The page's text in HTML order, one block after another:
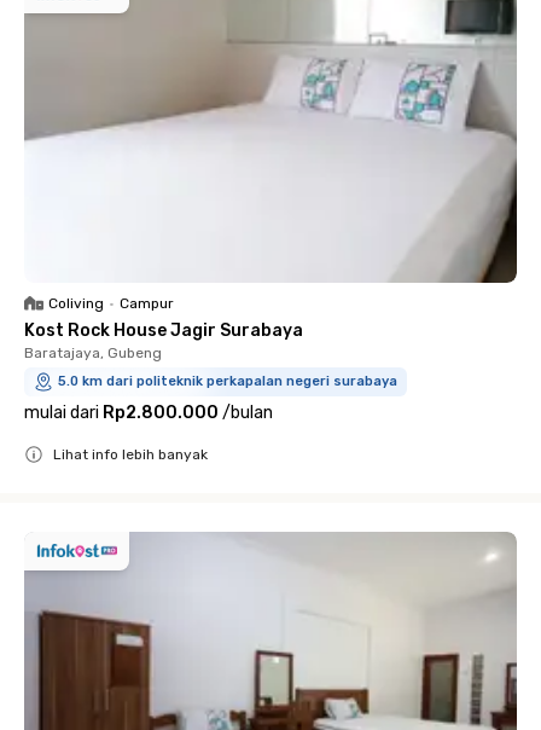
Coliving • Campur
Kost Rock House Jagir Surabaya
Baratajaya, Gubeng
5.0 km dari politeknik perkapalan negeri surabaya
mulai dari Rp2.800.000 /bulan
Lihat info lebih banyak